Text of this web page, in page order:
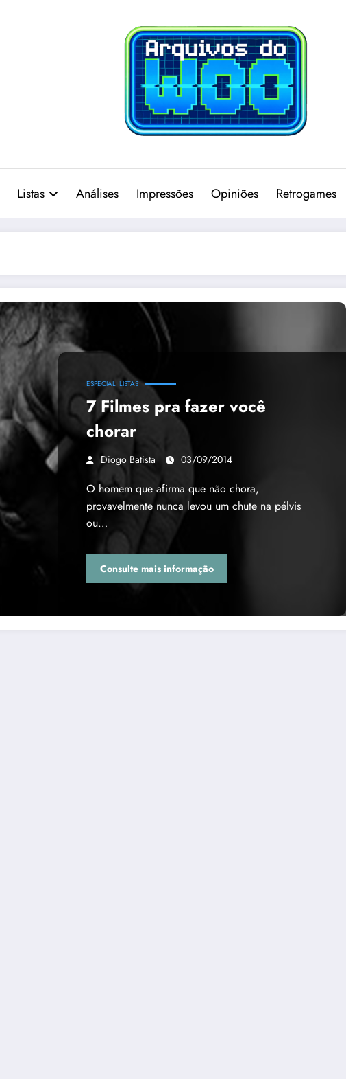
Listas Análises Impressões Opiniões Retrogames
ESPECIAL LISTAS
7 Filmes pra fazer você
chorar
Diogo Batista 03/09/2014
O homem que afirma que não chora,
provavelmente nunca levou um chute na pélvis
ou…
Consulte mais informação